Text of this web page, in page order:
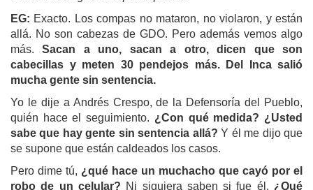
EG: Exacto. Los compas no mataron, no violaron, y están
allá. No son cabezas de GDO. Pero además vemos algo
más.Sacan a uno, sacan a otro, dicen que son
cabecillas y meten 30 pendejos más. Del Inca salió
mucha gente sin sentencia.
Yo le dije a Andrés Crespo, de la Defensoría del Pueblo,
quién hace el seguimiento. ¿Con qué medida? ¿Usted
sabe que hay gente sin sentencia allá? Y él me dijo que
se supone que están caldeados los casos.
Pero dime tú, ¿qué hace un muchacho que cayó por el
robo de un celular? Ni siquiera saben si fue él. ¿Qué